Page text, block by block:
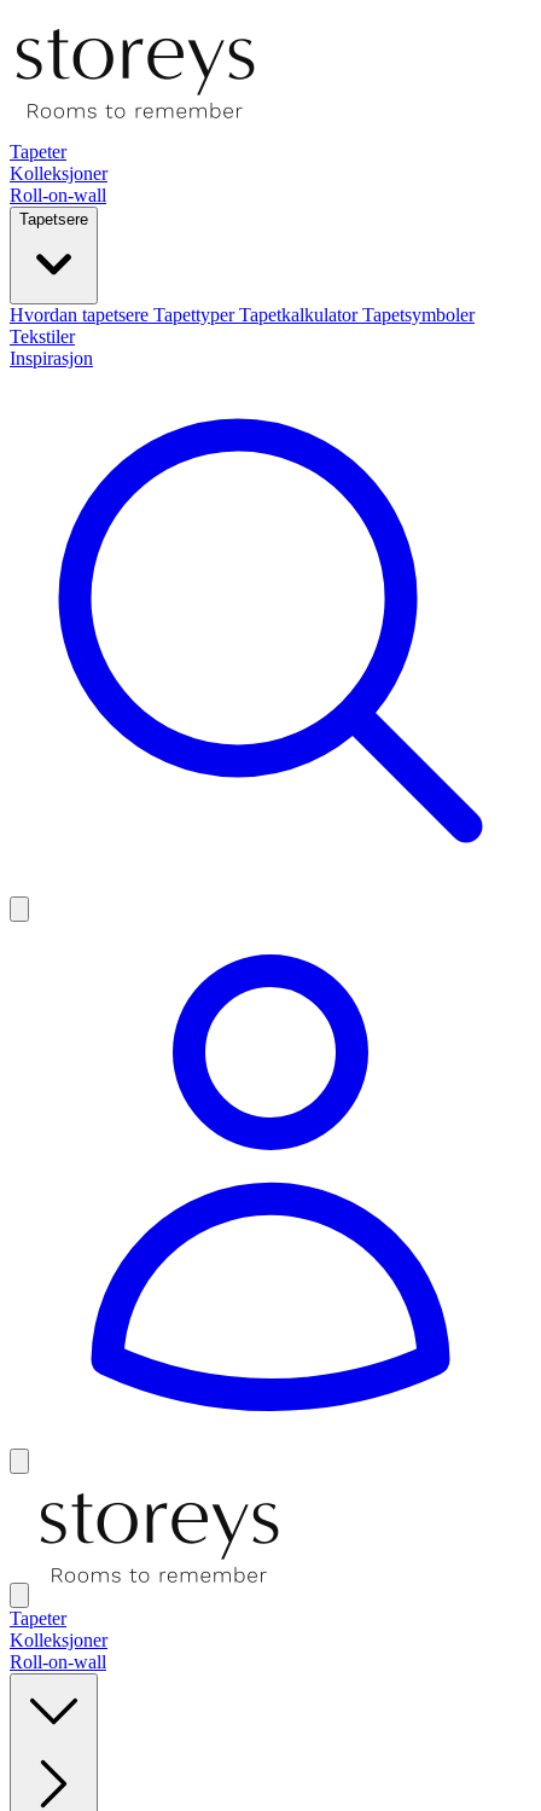
Tapeter
Kolleksjoner
Roll-on-wall
Tapetsere
Hvordan tapetsere TapettyperTapetkalkulatorTapetsymboler
Tekstiler
Inspirasjon
Tapeter
Kolleksjoner
Roll-on-wall